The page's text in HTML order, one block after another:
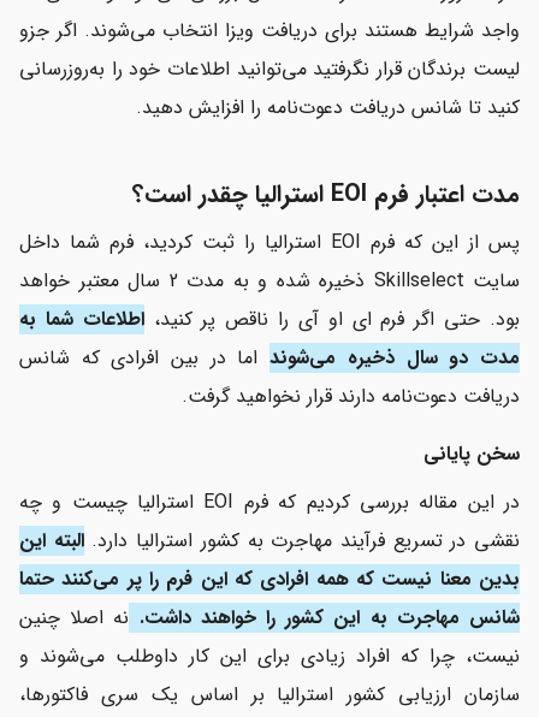
واجد شرایط هستند برای دریافت ویزا انتخاب می‌شوند. اگر جزو
لیست برندگان قرار نگرفتید می‌توانید اطلاعات خود را به‌روزرسانی
کنید تا شانس دریافت دعوت‌نامه را افزایش دهید.
مدت اعتبار فرم EOI استرالیا چقدر است؟
پس از این که فرم EOI استرالیا را ثبت کردید، فرم شما داخل
سایت Skillselect ذخیره شده و به مدت 2 سال معتبر خواهد
بود. حتی اگر فرم ای او آی را ناقص پر کنید،اطلاعات شما به
مدت دو سال ذخیره می‌شونداما در بین افرادی که شانس
دریافت دعوت‌نامه دارند قرار نخواهید گرفت.
سخن پایانی
در این مقاله بررسی کردیم که فرم EOI استرالیا چیست و چه
نقشی در تسریع فرآیند مهاجرت به کشور استرالیا دارد.البته این
بدین معنا نیست که همه افرادی که این فرم را پر می‌کنند حتما
شانس مهاجرت به این کشور را خواهند داشت. نه اصلا چنین
نیست، چرا که افراد زیادی برای این کار داوطلب می‌شوند و
سازمان ارزیابی کشور استرالیا بر اساس یک سری فاکتورها،